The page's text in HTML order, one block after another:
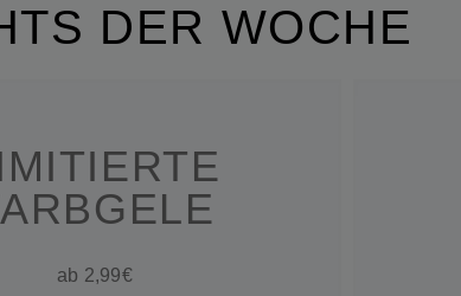
DER WOCHE
ab 2,99€